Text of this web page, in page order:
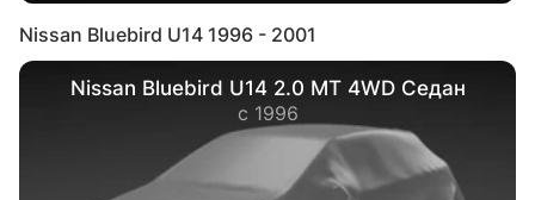
Nissan Bluebird U14 1996 - 2001
Nissan Bluebird U14 2.0 MT 4WD Седан
с 1996